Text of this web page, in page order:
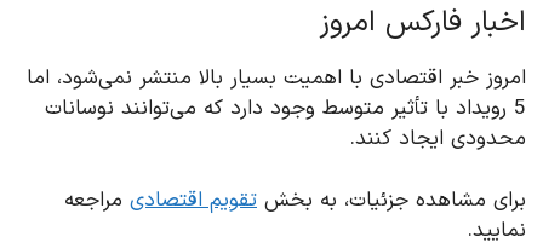
اخبار فارکس امروز
امروز خبر اقتصادی با اهمیت بسیار بالا منتشر نمی‌شود، اما
5 رویداد با تأثیر متوسط وجود دارد که می‌توانند نوسانات
محدودی ایجاد کنند.
برای مشاهده جزئیات، به بخش تقویم اقتصادی مراجعه
نمایید.